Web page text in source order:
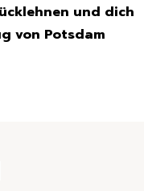
und dich
von Potsdam